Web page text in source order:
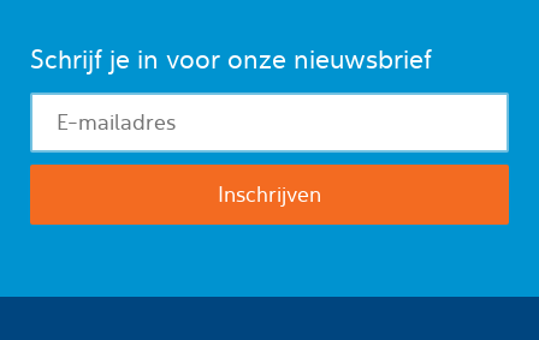
Schrijf je in voor onze nieuwsbrief